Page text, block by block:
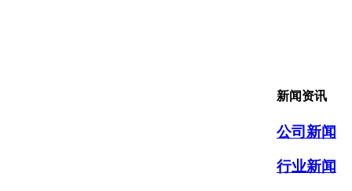
新闻资讯
公司新闻
行业新闻